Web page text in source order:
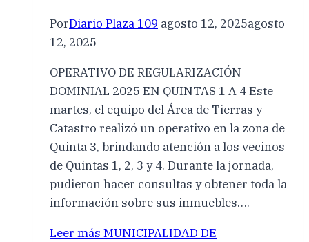
PorDiario Plaza 109 agosto 12, 2025agosto
12, 2025
OPERATIVO DE REGULARIZACIÓN
DOMINIAL 2025 EN QUINTAS 1 A 4 Este
martes, el equipo del Área de Tierras y
Catastro realizó un operativo en la zona de
Quinta 3, brindando atención a los vecinos
de Quintas 1, 2, 3 y 4. Durante la jornada,
pudieron hacer consultas y obtener toda la
información sobre sus inmuebles….
Leer más MUNICIPALIDAD DE